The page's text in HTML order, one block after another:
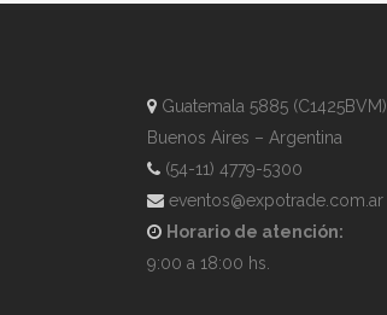
Guatemala 5885 (C1425BVM)
Buenos Aires – Argentina
(54-11) 4779-5300
eventos@expotrade.com.ar
Horario de atención:
9:00 a 18:00 hs.